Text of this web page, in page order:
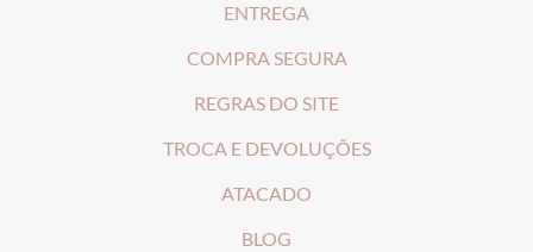
ENTREGA
COMPRA SEGURA
REGRAS DO SITE
TROCA E DEVOLUÇÕES
ATACADO
BLOG